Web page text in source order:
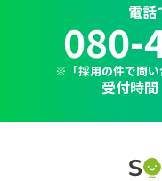
電話
080-
※「採用の件で問い
受付時